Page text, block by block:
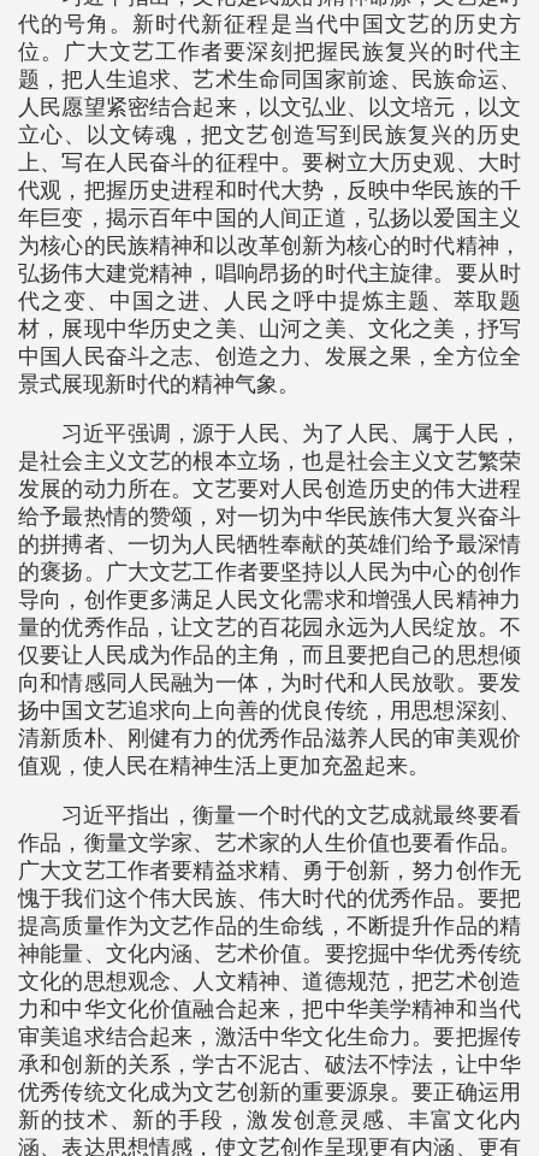
代的号角。新时代新征程是当代中国文艺的历史方
位。广大文艺工作者要深刻把握民族复兴的时代主
题，把人生追求、艺术生命同国家前途、民族命运、
人民愿望紧密结合起来，以文弘业、以文培元，以文
立心、以文铸魂，把文艺创造写到民族复兴的历史
上、写在人民奋斗的征程中。要树立大历史观、大时
代观，把握历史进程和时代大势，反映中华民族的千
年巨变，揭示百年中国的人间正道，弘扬以爱国主义
为核心的民族精神和以改革创新为核心的时代精神，
弘扬伟大建党精神，唱响昂扬的时代主旋律。要从时
代之变、中国之进、人民之呼中提炼主题、萃取题
材，展现中华历史之美、山河之美、文化之美，抒写
中国人民奋斗之志、创造之力、发展之果，全方位全
景式展现新时代的精神气象。
习近平强调，源于人民、为了人民、属于人民，
是社会主义文艺的根本立场，也是社会主义文艺繁荣
发展的动力所在。文艺要对人民创造历史的伟大进程
给予最热情的赞颂，对一切为中华民族伟大复兴奋斗
的拼搏者、一切为人民牺牲奉献的英雄们给予最深情
的褒扬。广大文艺工作者要坚持以人民为中心的创作
导向，创作更多满足人民文化需求和增强人民精神力
量的优秀作品，让文艺的百花园永远为人民绽放。不
仅要让人民成为作品的主角，而且要把自己的思想倾
向和情感同人民融为一体，为时代和人民放歌。要发
扬中国文艺追求向上向善的优良传统，用思想深刻、
清新质朴、刚健有力的优秀作品滋养人民的审美观价
值观，使人民在精神生活上更加充盈起来。
习近平指出，衡量一个时代的文艺成就最终要看
作品，衡量文学家、艺术家的人生价值也要看作品。
广大文艺工作者要精益求精、勇于创新，努力创作无
愧于我们这个伟大民族、伟大时代的优秀作品。要把
提高质量作为文艺作品的生命线，不断提升作品的精
神能量、文化内涵、艺术价值。要挖掘中华优秀传统
文化的思想观念、人文精神、道德规范，把艺术创造
力和中华文化价值融合起来，把中华美学精神和当代
审美追求结合起来，激活中华文化生命力。要把握传
承和创新的关系，学古不泥古、破法不悖法，让中华
优秀传统文化成为文艺创新的重要源泉。要正确运用
新的技术、新的手段，激发创意灵感、丰富文化内
涵、表达思想情感，使文艺创作呈现更有内涵、更有